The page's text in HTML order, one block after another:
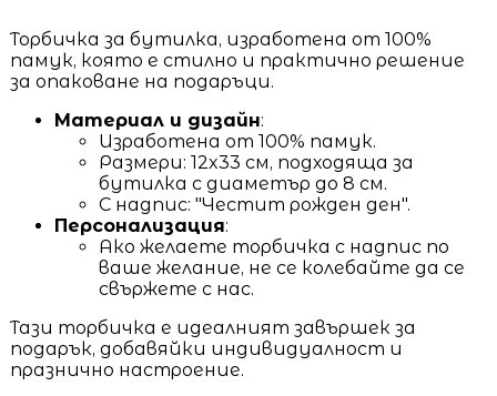
Торбичка за бутилка, изработена от 100%
памук, която е стилно и практично решение
за опаковане на подаръци.
Материал и дизайн:
Изработена от 100% памук.
Размери: 12x33 см, подходяща за
бутилка с диаметър до 8 см.
С надпис: "Честит рожден ден".
Персонализация:
Ако желаете торбичка с надпис по
ваше желание, не се колебайте да се
свържете с нас.
Тази торбичка е идеалният завършек за
подарък, добавяйки индивидуалност и
празнично настроение.